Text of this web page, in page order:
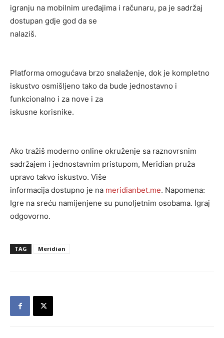
igranju na mobilnim uređajima i računaru, pa je sadržaj
dostupan gdje god da se
nalaziš.
Platforma omogućava brzo snalaženje, dok je kompletno
iskustvo osmišljeno tako da bude jednostavno i
funkcionalno i za nove i za
iskusne korisnike.
Ako tražiš moderno online okruženje sa raznovrsnim
sadržajem i jednostavnim pristupom, Meridian pruža
upravo takvo iskustvo. Više
informacija dostupno je na meridianbet.me. Napomena:
Igre na sreću namijenjene su punoljetnim osobama. Igraj
odgovorno.
TAG Meridian